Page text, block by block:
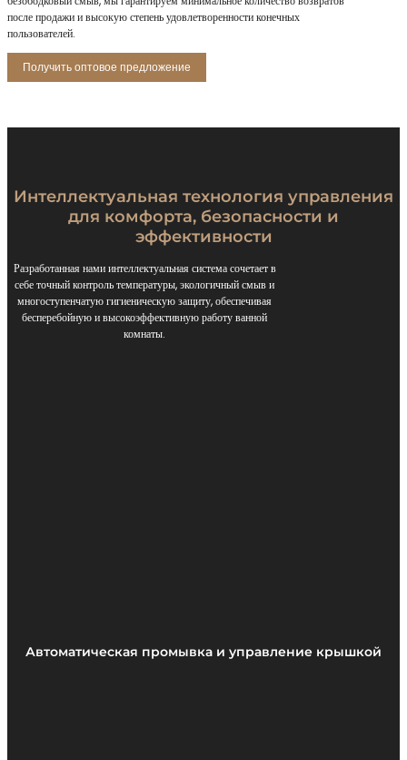
после продажи и высокую степень удовлетворенности конечных
пользователей.
Получить оптовое предложение
Интеллектуальная технология управления
для комфорта, безопасности и
эффективности
Разработанная нами интеллектуальная система сочетает в
себе точный контроль температуры, экологичный смыв и
многоступенчатую гигиеническую защиту, обеспечивая
бесперебойную и высокоэффективную работу ванной
комнаты.
Автоматическая промывка и управление крышкой